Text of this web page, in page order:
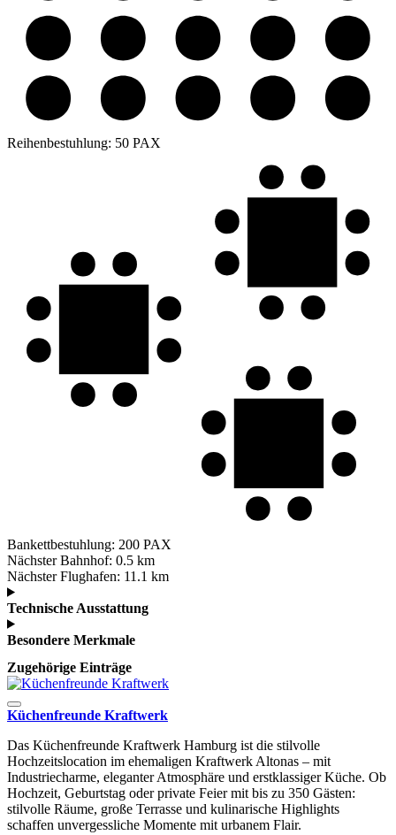
Reihenbestuhlung: 50 PAX
Bankettbestuhlung: 200 PAX
Nächster Bahnhof: 0.5 km
Nächster Flughafen: 11.1 km
Technische Ausstattung
Besondere Merkmale
Zugehörige Einträge
Küchenfreunde Kraftwerk
Das Küchenfreunde Kraftwerk Hamburg ist die stilvolle
Hochzeitslocation im ehemaligen Kraftwerk Altonas – mit
Industriecharme, eleganter Atmosphäre und erstklassiger Küche. Ob
Hochzeit, Geburtstag oder private Feier mit bis zu 350 Gästen:
stilvolle Räume, große Terrasse und kulinarische Highlights
schaffen unvergessliche Momente mit urbanem Flair.